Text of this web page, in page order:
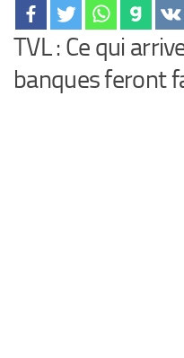
TVL : Ce qui
banques feront